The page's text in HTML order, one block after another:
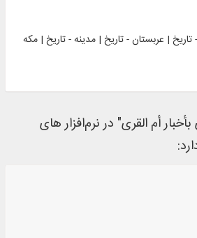
تاریخ | عربستان - تاریخ | مدینه - تاریخ | مکه
أم القری" در نرم‌افزار های